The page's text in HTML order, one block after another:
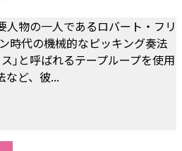
人物の一人であるロバート・フリ
時代の機械的なピッキング奏法
｣と呼ばれるテープループを使用
など、彼...